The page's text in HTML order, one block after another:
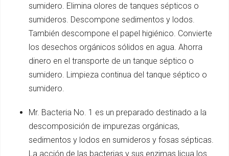
sumidero. Elimina olores de tanques sépticos o
sumideros. Descompone sedimentos y lodos.
También descompone el papel higiénico. Convierte
los desechos orgánicos sólidos en agua. Ahorra
dinero en el transporte de un tanque séptico o
sumidero. Limpieza continua del tanque séptico o
sumidero.
Mr. Bacteria No. 1 es un preparado destinado a la
descomposición de impurezas orgánicas,
sedimentos y lodos en sumideros y fosas sépticas.
La acción de las bacterias y sus enzimas licua los